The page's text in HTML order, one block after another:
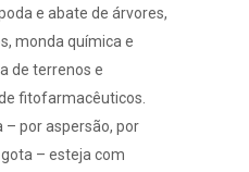
e abate de árvores,
monda química e
de terrenos e
fitofarmacêuticos.
– poraspersão, por
– esteja com